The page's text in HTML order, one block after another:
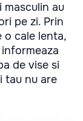
au
pe zi. Prin
o cale lenta,
de vise si
tau nu are